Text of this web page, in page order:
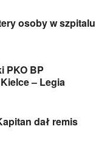
osoby w szpitalu
PKO BP
– Legia
dał remis